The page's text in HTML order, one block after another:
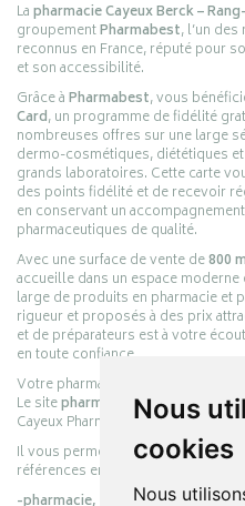
Nous
cookies
Nous
Lapharmacie Cayeux Berck –
groupementPharmabest, l’un
reconnus en France, réputé pour
et son accessibilité.
Grâce àPharmabest, vous
Card, un programme de fidélité
nombreuses offres sur une large
dermo-cosmétiques, diététiques
grands laboratoires. Cette carte
des points fidélité et de recevoir
en conservant un
pharmaceutiques de qualité.
Avec une surface de vente de800
accueille dans un espace
large de produits en pharmacie et
rigueur et proposés à des prix
et de préparateurs est à votre
en toute confiance.
Votre pharmacie en ligne :
Le sitepharmacie-cayeux.frest le
Cayeux Pharmabest Berck-sur-
Il vous permet de réaliser vos
références en :